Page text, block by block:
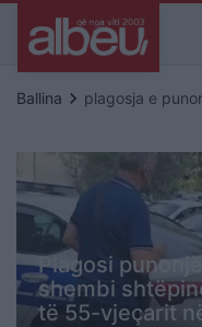
Ballina keyboard_arrow_right plagosja e
Plagosi
shembi
të 55-vjeçarit